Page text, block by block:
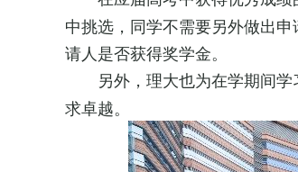
中挑选，同学不需要另外做出
请人是否获得奖学金。
另外，理大也为在学期间
求卓越。